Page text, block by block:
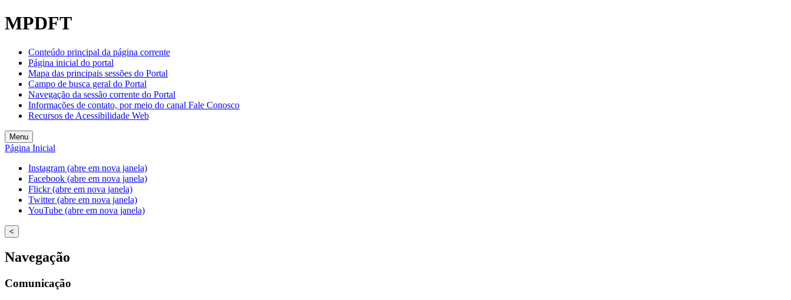
MPDFT
Conteúdo principal da página corrente
Página inicial do portal
Mapa das principais sessões do Portal
Campo de busca geral do Portal
Navegação da sessão corrente do Portal
Informações de contato, por meio do canal Fale Conosco
Recursos de Acessibilidade Web
Menu
Página Inicial
Instagram (abre em nova janela)
Facebook (abre em nova janela)
Flickr (abre em nova janela)
Twitter (abre em nova janela)
YouTube (abre em nova janela)
<
Navegação
Comunicação